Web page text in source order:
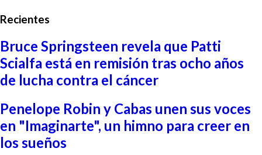
Recientes
Bruce Springsteen revela que Patti
Scialfa está en remisión tras ocho años
de lucha contra el cáncer
Penelope Robin y Cabas unen sus voces
en "Imaginarte", un himno para creer en
los sueños